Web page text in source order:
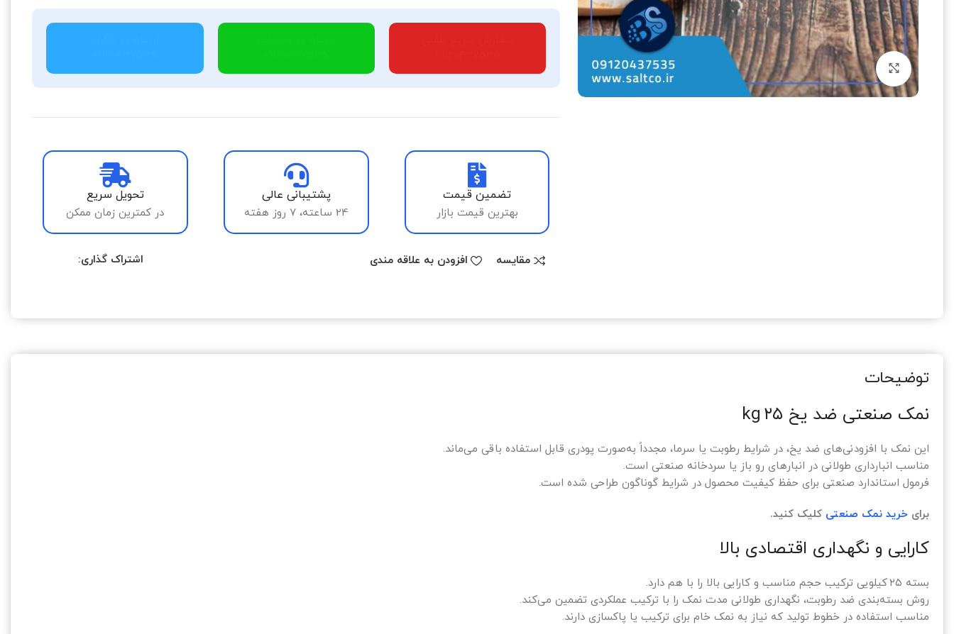
بزرگنمایی تصویر
تضمین قیمت
بهترین قیمت بازار
پشتیبانی عالی
24 ساعته، 7 روز هفته
تحویل سریع
در کمترین زمان ممکن
مقایسه افزودن به علاقه مندی اشتراک گذاری:
توضیحات
نمک صنعتی ضد یخ ۲۵ kg
این نمک با افزودنی‌های ضد یخ، در شرایط رطوبت یا سرما، مجدداً به‌صورت پودری قابل استفاده باقی می‌ماند.
مناسب انبارداری طولانی در انبارهای رو باز یا سردخانه صنعتی است.
فرمول استاندارد صنعتی برای حفظ کیفیت محصول در شرایط گوناگون طراحی شده است.
برای خرید نمک صنعتی کلیک کنید.
کارایی و نگهداری اقتصادی بالا
بسته ۲۵ کیلویی ترکیب حجم مناسب و کارایی بالا را با هم دارد.
روش بسته‌بندی ضد رطوبت، نگهداری طولانی مدت نمک را با ترکیب عملکردی تضمین می‌کند.
مناسب استفاده در خطوط تولید که نیاز به نمک خام برای ترکیب یا پاکسازی دارند.